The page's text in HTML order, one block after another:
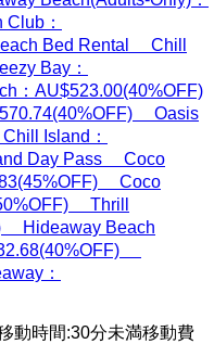
：
Bed Rental Chill
Bay：
：AU$523.00(40%OFF)
Oasis
Island：
Day Pass Coco
Coco
Thrill
Hideaway Beach
：
動時間:30分未満移動費